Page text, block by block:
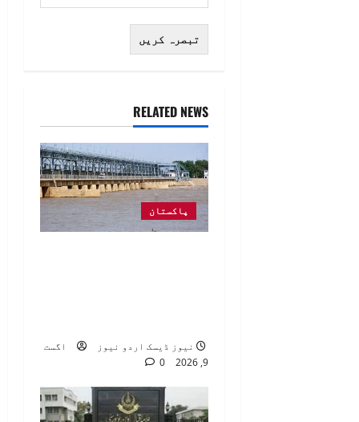
RELATED NEWS
پاکستان
نیوز ڈیسک اردو نیوز
اگست
9, 2026
0